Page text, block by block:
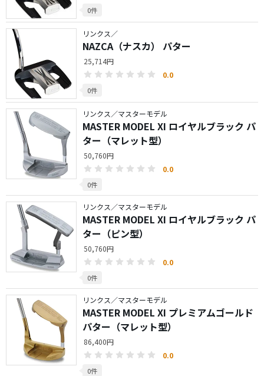
0件
リンクス／
NAZCA（ナスカ） パター
25,714円
0.0
0件
リンクス／マスターモデル
MASTER MODEL XI ロイヤルブラック パ
ター（マレット型）
50,760円
0.0
0件
リンクス／マスターモデル
MASTER MODEL XI ロイヤルブラック パ
ター（ピン型）
50,760円
0.0
0件
リンクス／マスターモデル
MASTER MODEL XI プレミアムゴールド
パター（マレット型）
86,400円
0.0
0件